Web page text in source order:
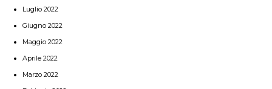
Luglio 2022
Giugno 2022
Maggio 2022
Aprile 2022
Marzo 2022